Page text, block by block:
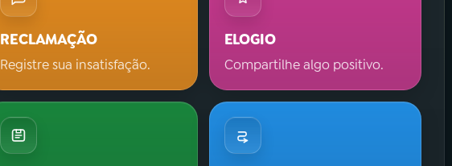
RECLAMAÇÃO
Registre sua insatisfação.
ELOGIO
Compartilhe algo positivo.